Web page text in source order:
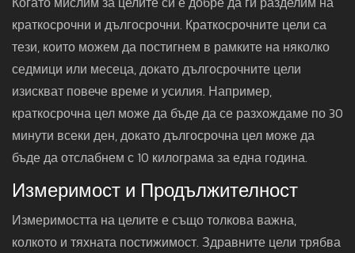
краткосрочни и дългосрочни. Краткосрочните цели са
тези, които можем да постигнем в рамките на няколко
седмици или месеца, докато дългосрочните цели
изискват повече време и усилия. Например,
краткосрочна цел може да бъде да се разхождаме по 30
минути всеки ден, докато дългосрочна цел може да
бъде да отслабнем с 10 килограма за една година.
Измеримост и Продължителност
Измеримостта на целите е също толкова важна,
колкото и тяхната постижимост. Здравните цели трябва